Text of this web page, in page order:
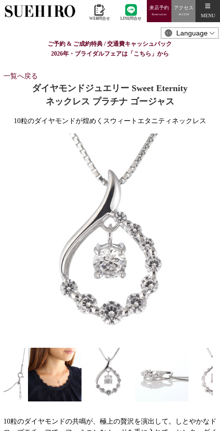
WEB問合せ LINE問合せ
来店予約
Reservation
アクセス
ACCESS MENU
ご予約 & ご成約特典 / 交通費キャッシュバック
2026年・ブライダルフェアは「こちら」から
一覧へ戻る
ダイヤモンドジュエリー Sweet Eternity
ネックレス プラチナ ゴージャス
10粒のダイヤモンドが煌めくスウィートエタニティネックレス
10粒のダイヤモンドの共鳴が、極上の贅沢を演出して。しとやかなド